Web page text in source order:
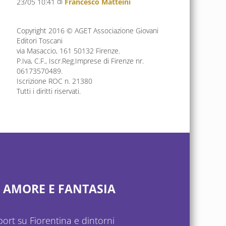
23/05 10:41 Francesco Matteini
Copyright 2016 © AGET Associazione Giovani
Editori Toscani
via Masaccio, 161 50132 Firenze.
P.Iva, C.F., Iscr.Reg.Imprese di Firenze nr.
06173570489.
Iscrizione ROC n. 21380
Tutti i diritti riservati.
E FANTASIA
su Fiorentina e dintorni